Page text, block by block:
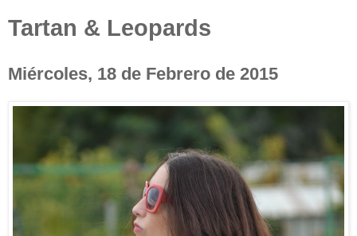
Tartan & Leopards
Miércoles, 18 de Febrero de 2015